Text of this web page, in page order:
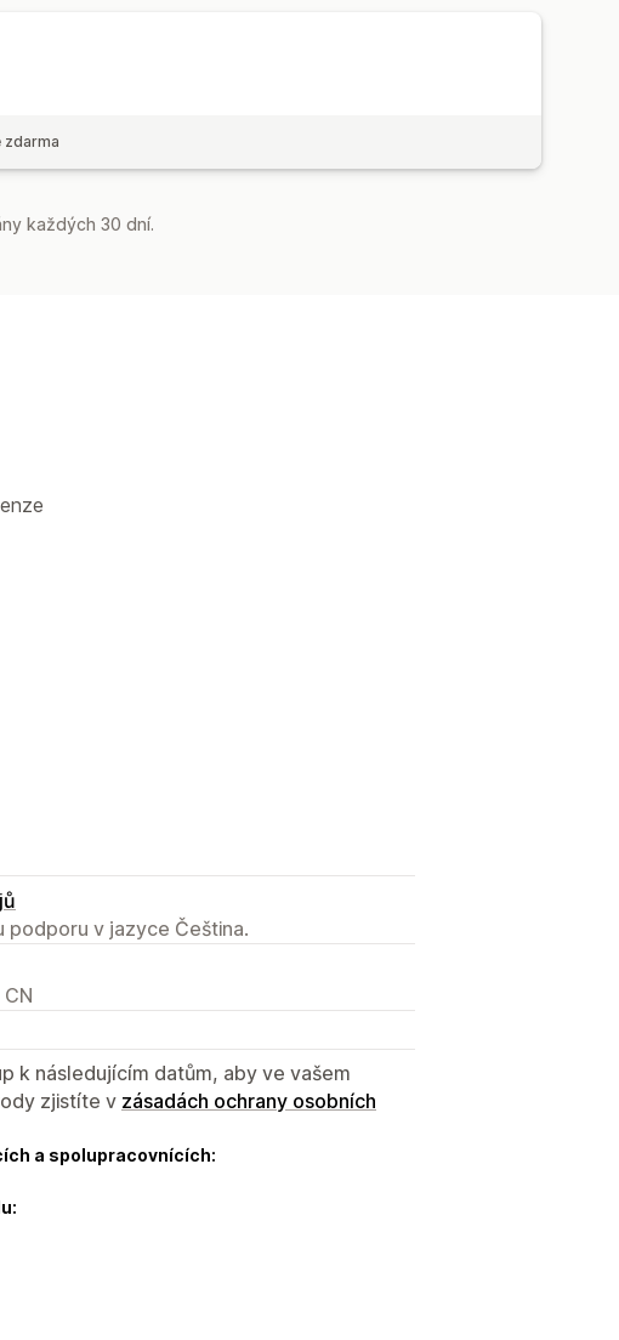
zdarma
každých 30 dní.
v jazyce Čeština.
k následujícím datům, aby ve vašem
zjistíte v zásadách ochrany osobních
a spolupracovnících: